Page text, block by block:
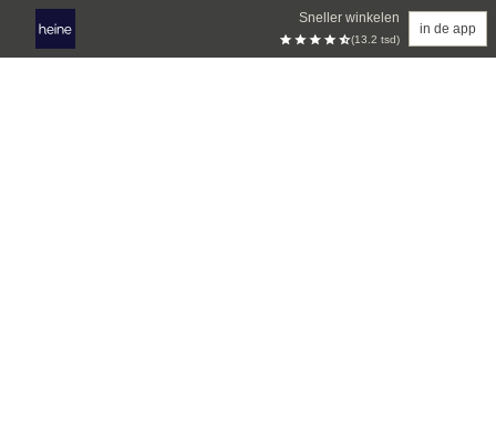
Sneller winkelen
(13.2 tsd)
in de app